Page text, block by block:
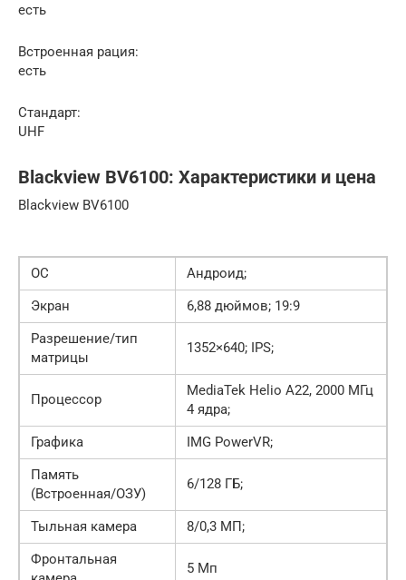
есть
Встроенная рация:
есть
Стандарт:
UHF
Blackview BV6100: Характеристики и цена
Blackview BV6100
ОС
Андроид;
Экран
6,88 дюймов; 19:9
Разрешение/тип
матрицы
1352×640; IPS;
Процессор
MediaTek Helio A22, 2000 МГц
4 ядра;
Графика
IMG PowerVR;
Память
(Встроенная/ОЗУ)
6/128 ГБ;
Тыльная камера
8/0,3 МП;
Фронтальная
5 Мп